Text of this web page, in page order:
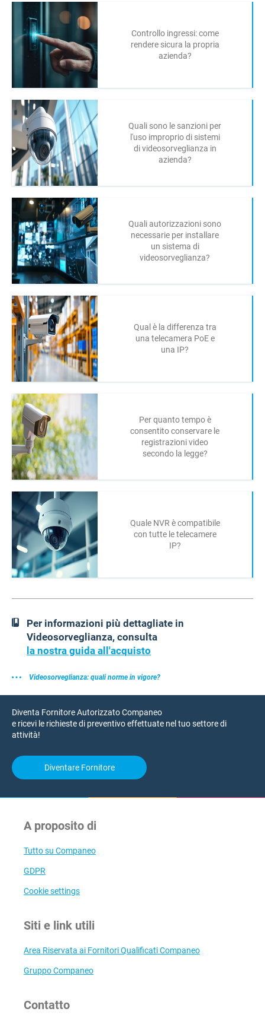
Controllo ingressi: come
rendere sicura la propria
azienda?
Quali sono le sanzioni per
l'uso improprio di sistemi
di videosorveglianza in
azienda?
Quali autorizzazioni sono
necessarie per installare
un sistema di
videosorveglianza?
Qual è la differenza tra
una telecamera PoE e
una IP?
Per quanto tempo è
consentito conservare le
registrazioni video
secondo la legge?
Quale NVR è compatibile
con tutte le telecamere
IP?
Per informazioni più dettagliate in
Videosorveglianza, consulta
la nostra guida all'acquisto
Videosorveglianza: quali norme in vigore?
Diventa Fornitore Autorizzato Companeo
e ricevi le richieste di preventivo effettuate nel tuo settore di
attività!
Diventare Fornitore
A proposito di
Tutto su Companeo
GDPR
Cookie settings
Siti e link utili
Area Riservata ai Fornitori Qualificati Companeo
Gruppo Companeo
Contatto